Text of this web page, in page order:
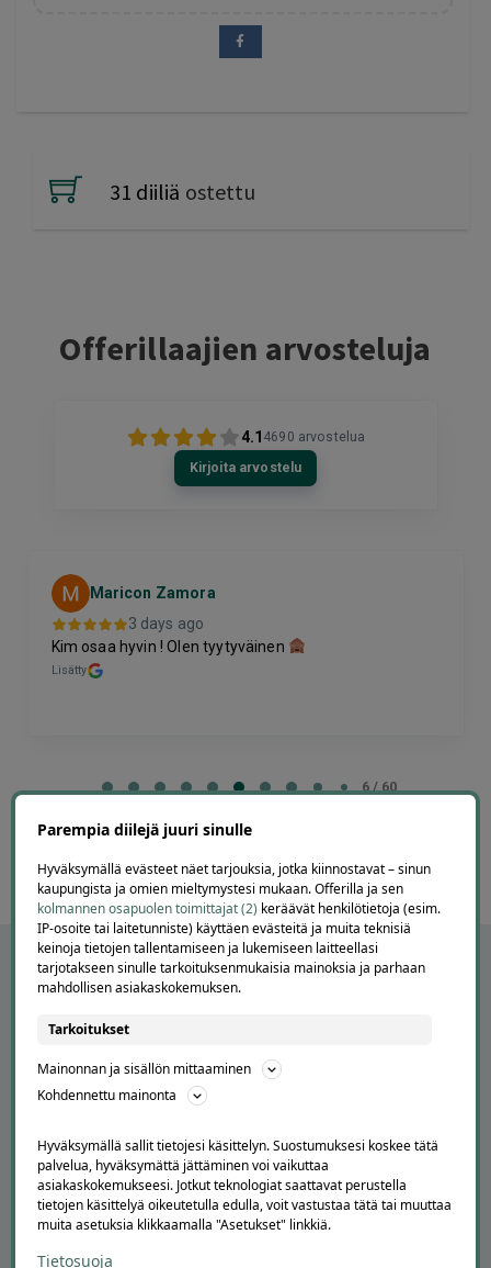
31 diiliä ostettu
Offerillaajien arvosteluja
4.1 4690 arvostelua
Kirjoita arvostelu
Maricon Zamora
3 days ago
Kim osaa hyvin ! Olen tyytyväinen
Lisätty
of
6 / 60
APUA JA NEUVOJA
Peruuta tilaus
Asiakaspalvelu
Parempia diilejä juuri sinulle
Hyväksymällä evästeet näet tarjouksia, jotka kiinnostavat – sinun
kaupungista ja omien mieltymystesi mukaan. Offerilla ja sen
kolmannen osapuolen toimittajat (2) keräävät henkilötietoja (esim.
IP-osoite tai laitetunniste) käyttäen evästeitä ja muita teknisiä
keinoja tietojen tallentamiseen ja lukemiseen laitteellasi
tarjotakseen sinulle tarkoituksenmukaisia mainoksia ja parhaan
mahdollisen asiakaskokemuksen.
Tarkoitukset
Mainonnan ja sisällön mittaaminen
Kohdennettu mainonta
Hyväksymällä sallit tietojesi käsittelyn. Suostumuksesi koskee tätä
palvelua, hyväksymättä jättäminen voi vaikuttaa
asiakaskokemukseesi. Jotkut teknologiat saattavat perustella
tietojen käsittelyä oikeutetulla edulla, voit vastustaa tätä tai muuttaa
muita asetuksia klikkaamalla "Asetukset" linkkiä.
Tietosuoja